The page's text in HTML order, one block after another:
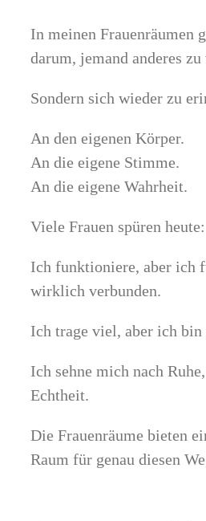
In meinen Frauenräumen
darum, jemand anderes zu
Sondern sich wieder zu
An den eigenen Körper.
An die eigene Stimme.
An die eigene Wahrheit.
Viele Frauen spüren heute:
Ich funktioniere, aber ich
wirklich verbunden.
Ich trage viel, aber ich
Ich sehne mich nach
Echtheit.
Die Frauenräume bieten
Raum für genau diesen